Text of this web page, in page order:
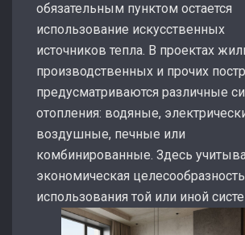
обязательным пунктом остается
использование искусственных
источников тепла. В проектах
производственных и прочих
предусматриваются различные
отопления: водяные,
воздушные, печные или
комбинированные. Здесь
экономическая целесообразность
использования той или иной